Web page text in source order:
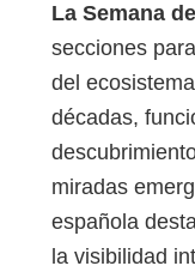
La Semana
secciones
del
décadas,
miradas
española
la visibilidad